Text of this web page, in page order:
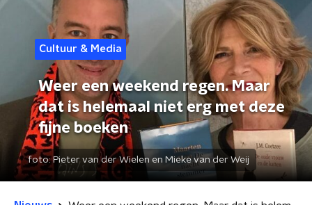
Cultuur & Media
Weer een weekend regen. Maar
dat is helemaal niet erg met deze
fijne boeken
foto:Pieter van der Wielen en Mieke van der Weij